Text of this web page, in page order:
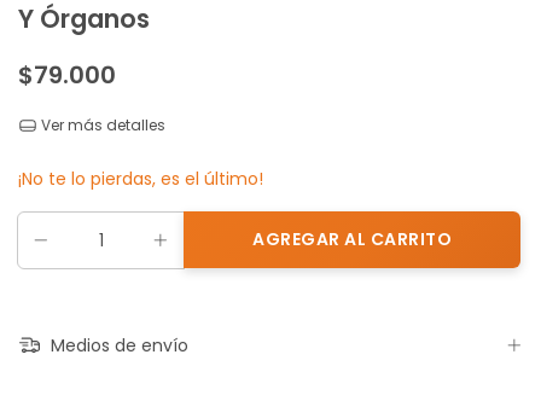
Y Órganos
$79.000
Ver más detalles
¡No te lo pierdas, es el último!
Medios de envío